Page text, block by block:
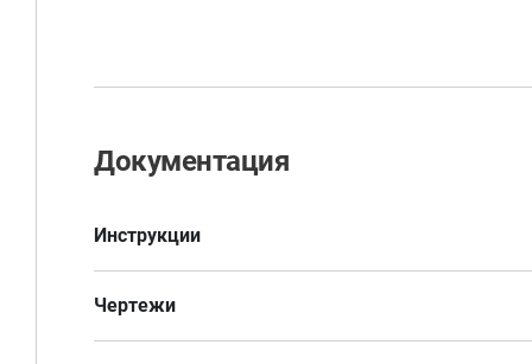
Документация
Инструкции
Руководство по эксплуатации Выходной дроссель
Чертежи